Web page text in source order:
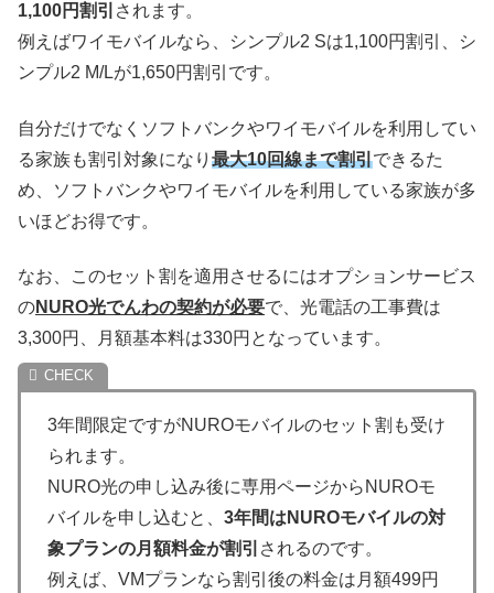
1,100円割引 されます。
例えばワイモバイルなら、シンプル2 Sは1,100円割引、シ
ンプル2 M/Lが1,650円割引です。
自分だけでなくソフトバンクやワイモバイルを利用してい
る家族も割引対象になり 最大10回線まで割引できるた
め、ソフトバンクやワイモバイルを利用している家族が多
いほどお得です。
なお、このセット割を適用させるにはオプションサービス
のNURO光でんわの契約が必要で、光電話の工事費は
3,300円、月額基本料は330円となっています。
3年間限定ですがNUROモバイルのセット割も受け
られます。
NURO光の申し込み後に専用ページからNUROモ
バイルを申し込むと、 3年間はNUROモバイルの対
象プランの月額料金が割引 されるのです。
例えば、VMプランなら割引後の料金は月額499円